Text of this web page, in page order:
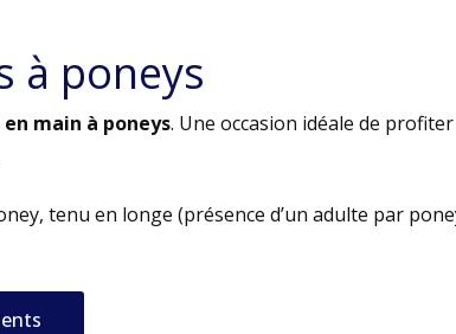
à poneys
main à poneys. Une occasion idéale de profiter
tenu en longe (présence d’un adulte par